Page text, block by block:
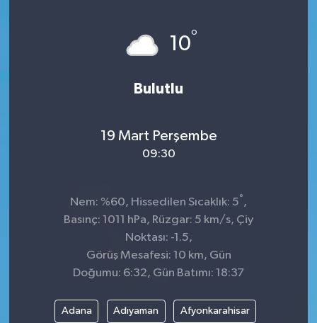
10°
Bulutlu
19 Mart Perşembe
09:30
Nem: %60, Hissedilen Sıcaklık: 5° ,
Basınç: 1011 hPa, Rüzgar: 5 km/s, Çiy
Noktası: -1.5,
Görüş Mesafesi: 10 km, Gün
Doğumu: 6:32, Gün Batımı: 18:37
Adana Adıyaman Afyonkarahisar